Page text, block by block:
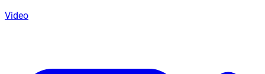
Video